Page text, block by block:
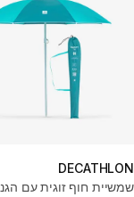
DECATHLON